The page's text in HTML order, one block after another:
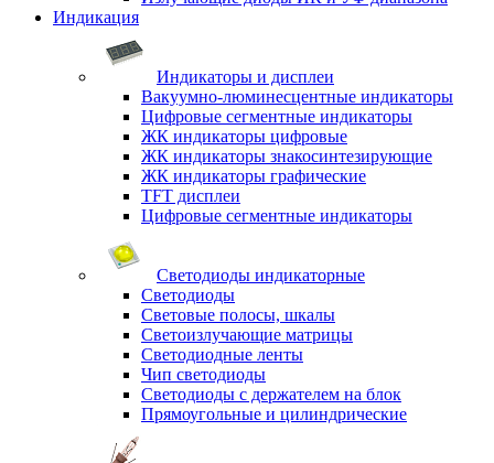
Индикация
Индикаторы и дисплеи
Вакуумно-люминесцентные индикаторы
Цифровые сегментные индикаторы
ЖК индикаторы цифровые
ЖК индикаторы знакосинтезирующие
ЖК индикаторы графические
TFT дисплеи
Цифровые сегментные индикаторы
Светодиоды индикаторные
Светодиоды
Световые полосы, шкалы
Светоизлучающие матрицы
Светодиодные ленты
Чип светодиоды
Светодиоды с держателем на блок
Прямоугольные и цилиндрические